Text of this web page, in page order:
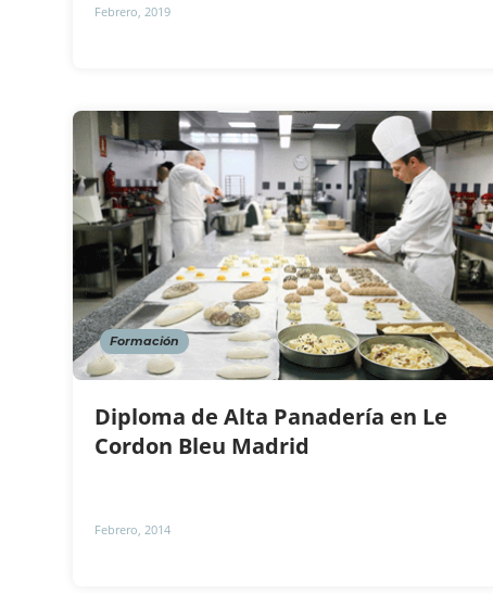
Febrero, 2019
Formación
Diploma de Alta Panadería en Le
Cordon Bleu Madrid
Febrero, 2014